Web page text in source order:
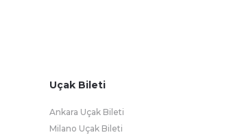
Uçak Bileti
Ankara Uçak Bileti
Milano Uçak Bileti